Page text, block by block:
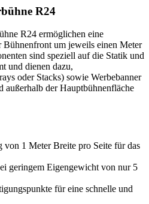
R24
R24 ermöglichen eine
Bühnenfront um jeweils einen Meter
sind speziell auf die Statik und
und dienen dazu,
oder Stacks) sowie Werbebanner
außerhalb der Hauptbühnenfläche
von 1 Meter Breite pro Seite für das
geringem Eigengewicht von nur 5
für eine schnelle und